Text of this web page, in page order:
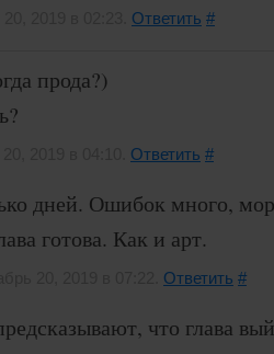
Ответить #
прода?)
Ответить #
дней. Ошибок много,
готова. Как и арт.
Ответить #
что глава